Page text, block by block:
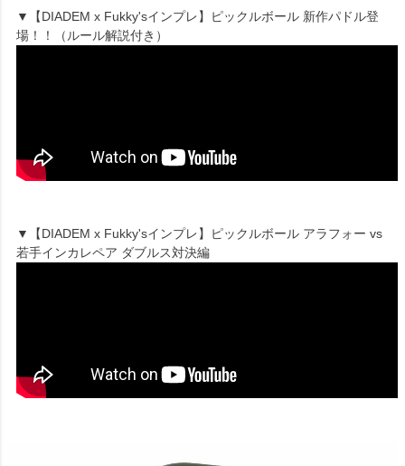
▼【DIADEM x Fukky'sインプレ】ピックルボール 新作パドル登
場！！（ルール解説付き）
▼【DIADEM x Fukky'sインプレ】ピックルボール アラフォー vs
若手インカレペア ダブルス対決編